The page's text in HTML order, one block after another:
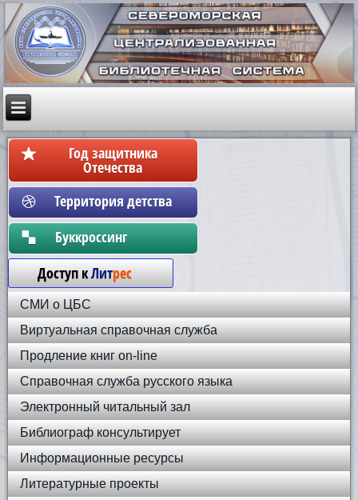
Год защитника
Отечества
Территория детства
Бyккpoccинг
Доступ кЛитрес
СМИ о ЦБС
Виртуальная справочная служба
Продление книг on-line
Справочная служба русского языка
Электронный читальный зал
Библиограф консультирует
Информационные ресурсы
Литературные проекты